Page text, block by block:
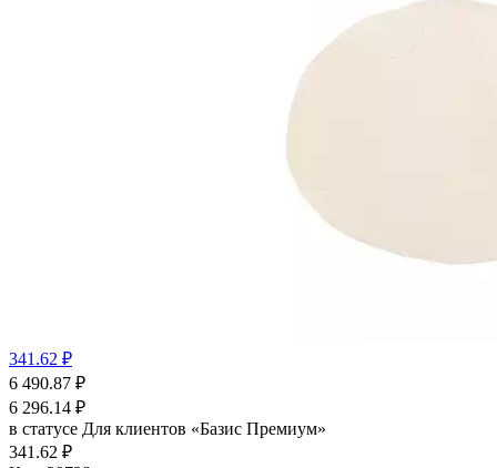
341.62 ₽
6 490.87 ₽
6 296.14 ₽
в статусе Для клиентов «Базис Премиум»
341.62 ₽